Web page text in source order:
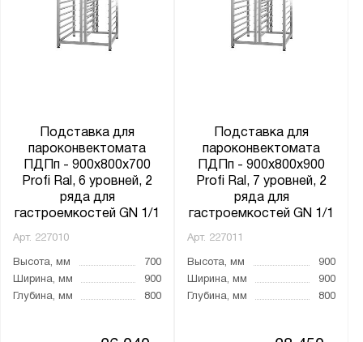
Подставка для
пароконвектомата
ПДПп - 900x800x700
Profi Ral, 6 уровней, 2
ряда для
гастроемкостей GN 1/1
Арт. 227010
Высота, мм
700
Ширина, мм
900
Глубина, мм
800
Подставка для
пароконвектомата
ПДПп - 900x800x900
Profi Ral, 7 уровней, 2
ряда для
гастроемкостей GN 1/1
Арт. 227011
Высота, мм
900
Ширина, мм
900
Глубина, мм
800